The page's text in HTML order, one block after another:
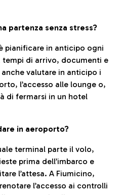
partenza senza stress?
pianificare in anticipo ogni
di arrivo, documenti e
valutare in anticipo i
l’accesso alle lounge o,
di fermarsi in un hotel
in aeroporto?
terminal parte il volo,
prima dell’imbarco e
l’attesa. A Fiumicino,
l’accesso ai controlli